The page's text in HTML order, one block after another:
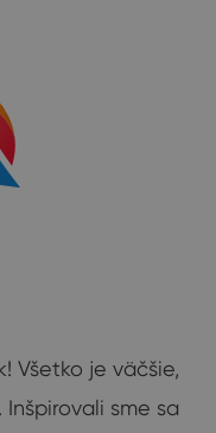
Všetko je väčšie,
sme sa